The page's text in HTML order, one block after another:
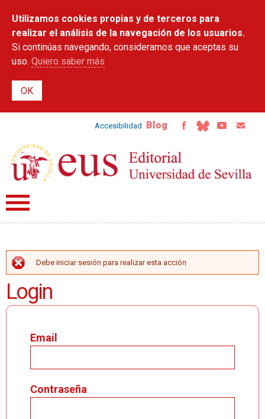
contenido
principal
Utilizamos cookies propias y de terceros para
realizar el análisis de la navegación de los usuarios.
Si continúas navegando, consideramos que aceptas su
uso. Quiero saber más
Accesibilidad Blog
MENSAJE DE ERROR
Debe iniciar sesión para realizar esta acción
Login
Email
Contraseña